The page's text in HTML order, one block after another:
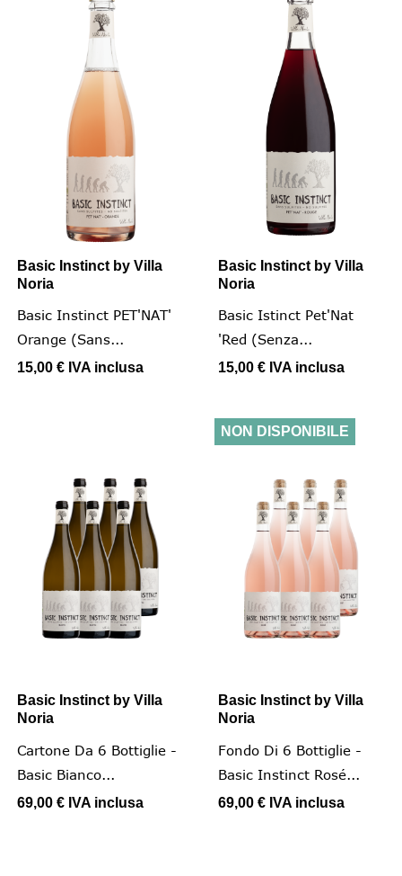
Basic Instinct by Villa
Noria
Basic Instinct PET'NAT'
Orange (Sans...
15,00 € IVA inclusa
Basic Instinct by Villa
Noria
Basic Istinct Pet'Nat
'Red (senza...
15,00 € IVA inclusa
Basic Instinct by Villa
Noria
Cartone Da 6 Bottiglie -
Basic Bianco...
69,00 € IVA inclusa
Basic Instinct by Villa
Noria
Fondo Di 6 Bottiglie -
Basic Instinct Rosé...
69,00 € IVA inclusa
NON DISPONIBILE